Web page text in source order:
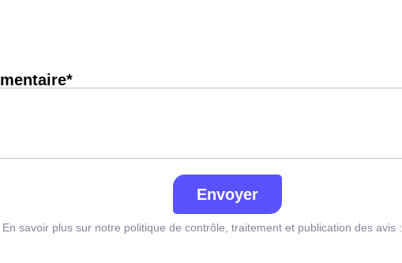
Envoyer
En savoir plus sur notre politique de contrôle, traitement et publication des avis :